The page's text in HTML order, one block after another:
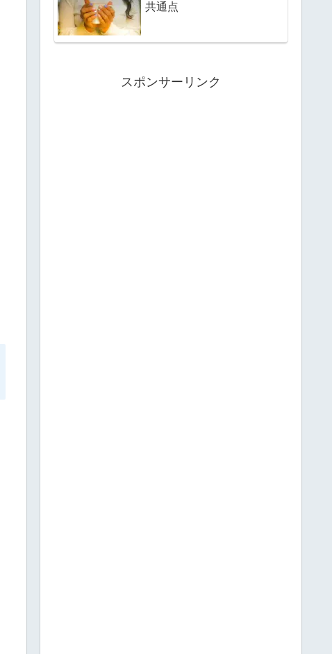
共通点
スポンサーリンク